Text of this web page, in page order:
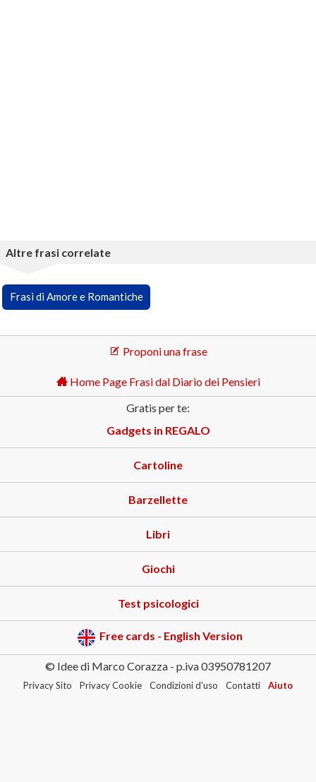
Altre frasi correlate
Frasi di Amore e Romantiche
Proponi una frase
Home Page Frasi dal Diario dei Pensieri
Gratis per te:
Gadgets in REGALO
Cartoline
Barzellette
Libri
Giochi
Test psicologici
Free cards - English Version
© Idee di Marco Corazza - p.iva 03950781207
Privacy Sito Privacy Cookie Condizioni d'uso Contatti Aiuto